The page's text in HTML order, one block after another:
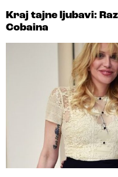
Kraj tajne ljubavi:
Cobaina